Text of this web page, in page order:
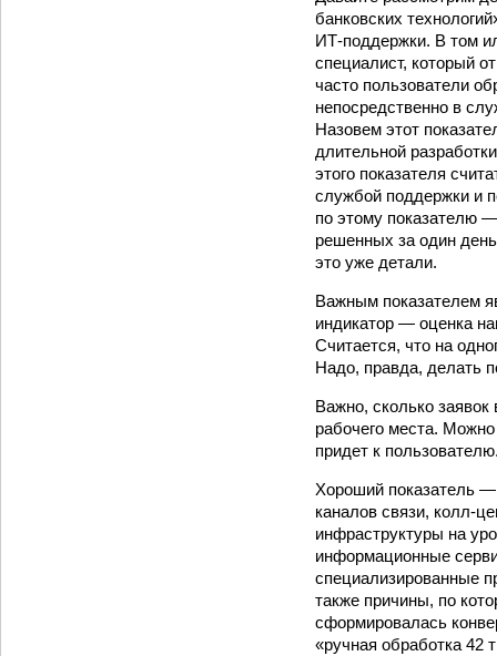
банковских
ИТ-поддержки. В том
специалист, который
часто пользователи
непосредственно в
Назовем этот
длительной
этого показателя
службой поддержки и
по этому показателю
решенных за один
это уже детали.
Важным показателем
индикатор — оценка
Считается, что на
Надо, правда, делать
Важно, сколько заявок
рабочего места.
придет к
Хороший показатель —
каналов связи, колл-
инфраструктуры на
информационные
специализированные
также причины, по
сформировалась
«ручная обработка 42